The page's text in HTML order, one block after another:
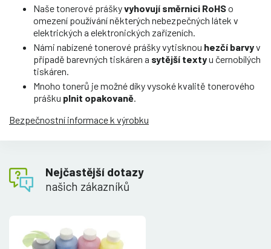
Naše tonerové práškyvyhovují směrnici RoHSo
omezení používání některých nebezpečných látek v
elektrických a elektronických zařízeních.
Námi nabízené tonerové prášky vytisknou hezčí barvyv
případě barevných tiskáren a sytější textyu černobílých
tiskáren.
Mnoho tonerů je možné díky vysoké kvalitě tonerového
prášku plnit opakovaně.
Bezpečnostní informace k výrobku
Nejčastější dotazy
našich zákazníků